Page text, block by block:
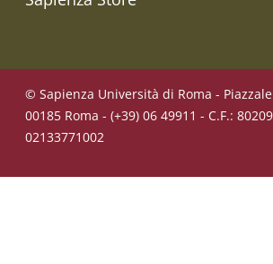
© Sapienza Università di Roma -
00185 Roma - (+39) 06 49911 - C.F.:
02133771002